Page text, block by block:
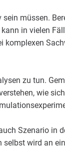
müssen.
in vielen
komplexen
zu tun.
wie
Szenario in
wird an